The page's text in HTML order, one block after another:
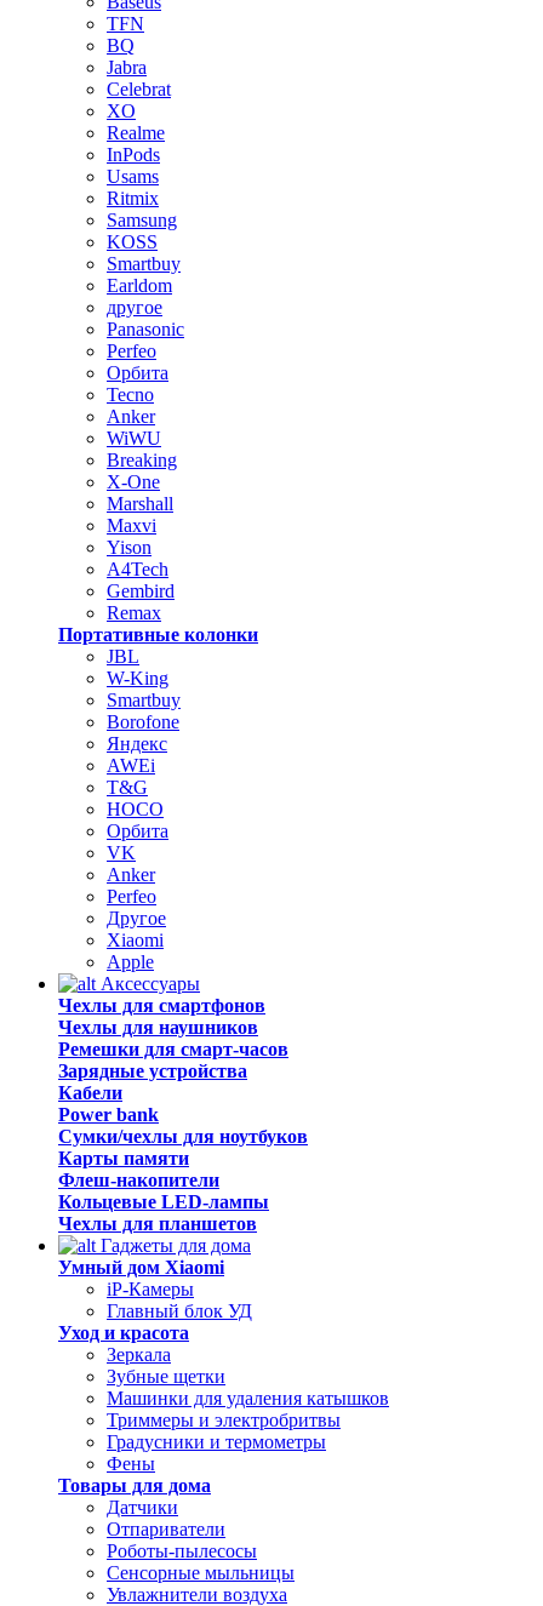
TFN
BQ
Jabra
Celebrat
XO
Realme
InPods
Usams
Ritmix
Samsung
KOSS
Smartbuy
Earldom
другое
Panasonic
Perfeo
Орбита
Tecno
Anker
WiWU
Breaking
X-One
Marshall
Maxvi
Yison
A4Tech
Gembird
Remax
Портативные колонки
JBL
W-King
Smartbuy
Borofone
Яндекс
AWEi
T&G
HOCO
Орбита
VK
Anker
Perfeo
Другое
Xiaomi
Apple
Аксессуары
Чехлы для смартфонов
Чехлы для наушников
Ремешки для смарт-часов
Зарядные устройства
Кабели
Power bank
Сумки/чехлы для ноутбуков
Карты памяти
Флеш-накопители
Кольцевые LED-лампы
Чехлы для планшетов
Гаджеты для дома
Умный дом Xiaomi
iP-Камеры
Главный блок УД
Уход и красота
Зеркала
Зубные щетки
Машинки для удаления катышков
Триммеры и электробритвы
Градусники и термометры
Фены
Товары для дома
Датчики
Отпариватели
Роботы-пылесосы
Сенсорные мыльницы
Увлажнители воздуха